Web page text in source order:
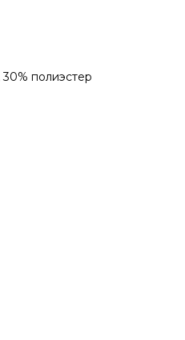
полиэстер